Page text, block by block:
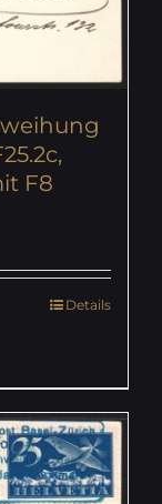
F8
Details